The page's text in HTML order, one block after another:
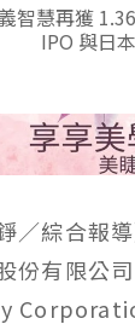
智慧再獲
IPO 與日
／綜合報
份有限公